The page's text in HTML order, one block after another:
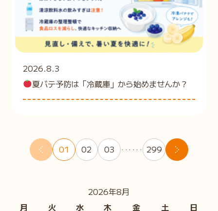
2026.8.3
夏バテ予防は「冷蔵庫」から始めませんか？
01 02 03 ・・・・・・ 299
2026年8月
月
火 水 木 金 土 日